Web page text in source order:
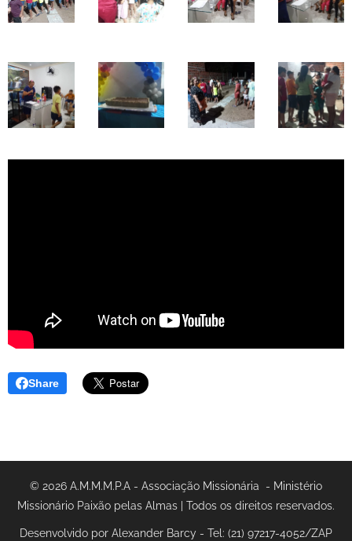
Share
© 2026 A.M.M.M.P.A - Associação Missionária - Ministério
Missionário Paixão pelas Almas | Todos os direitos reservados.
Desenvolvido por Alexander Barcy - Tel: (21) 97217-4052/ZAP